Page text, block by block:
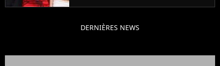
DERNIÈRES NEWS